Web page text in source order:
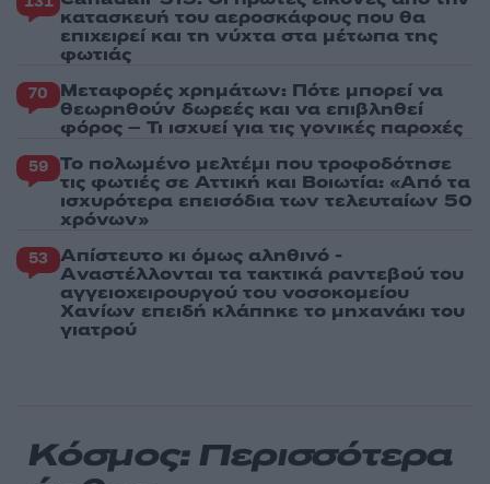
κατασκευή του αεροσκάφους που θα
επιχειρεί και τη νύχτα στα μέτωπα της
φωτιάς
70 Μεταφορές χρημάτων: Πότε μπορεί να
θεωρηθούν δωρεές και να επιβληθεί
φόρος – Τι ισχυεί για τις γονικές παροχές
59 Το πολωμένο μελτέμι που τροφοδότησε
τις φωτιές σε Αττική και Βοιωτία: «Από τα
ισχυρότερα επεισόδια των τελευταίων 50
χρόνων»
53 Απίστευτο κι όμως αληθινό -
Aναστέλλονται τα τακτικά ραντεβού του
αγγειοχειρουργού του νοσοκομείου
Χανίων επειδή κλάπηκε το μηχανάκι του
γιατρού
Κόσμος: Περισσότερα